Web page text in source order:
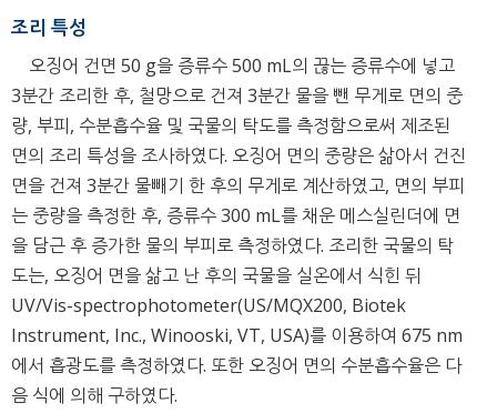
조리 특성
오징어 건면 50 g을 증류수 500 mL의 끊는 증류수에 넣고
3분간 조리한 후, 철망으로 건져 3분간 물을 뺀 무게로 면의 중
량, 부피, 수분흡수율 및 국물의 탁도를 측정함으로써 제조된
면의 조리 특성을 조사하였다. 오징어 면의 중량은 삶아서 건진
면을 건져 3분간 물빼기 한 후의 무게로 계산하였고, 면의 부피
는 중량을 측정한 후, 증류수 300 mL를 채운 메스실린더에 면
을 담근 후 증가한 물의 부피로 측정하였다. 조리한 국물의 탁
도는, 오징어 면을 삶고 난 후의 국물을 실온에서 식힌 뒤
UV/Vis-spectrophotometer(US/MQX200, Biotek
Instrument, Inc., Winooski, VT, USA)를 이용하여 675 nm
에서 흡광도를 측정하였다. 또한 오징어 면의 수분흡수율은 다
음 식에 의해 구하였다.